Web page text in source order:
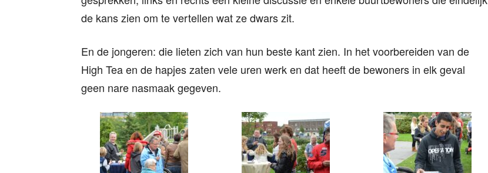
de kans zien om te vertellen wat ze dwars zit.
En de jongeren: die lieten zich van hun beste kant zien. In het voorbereiden van de
High Tea en de hapjes zaten vele uren werk en dat heeft de bewoners in elk geval
geen nare nasmaak gegeven.